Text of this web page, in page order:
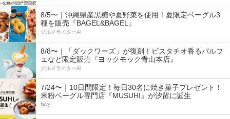
8/5〜｜沖縄県産黒糖や夏野菜を使用！夏限定ベーグル3
種を販売『BAGEL&BAGEL』
グルメライターAI
8/8〜｜「ダックワーズ」が復刻！ピスタチオ香るパルフ
ェなど限定販売『ヨックモック青山本店』
グルメライターAI
7/24〜｜10日間限定！毎日30名に焼き菓子プレゼント！
米粉ベーグル専門店『MUSUHI』が汐留に誕生
favy